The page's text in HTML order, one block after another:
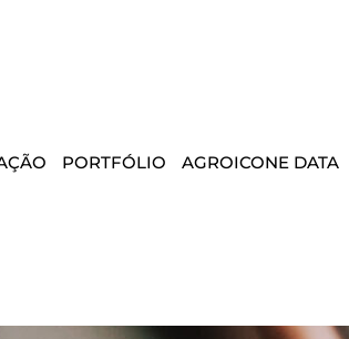
PORTFÓLIO AGROICONE DATA